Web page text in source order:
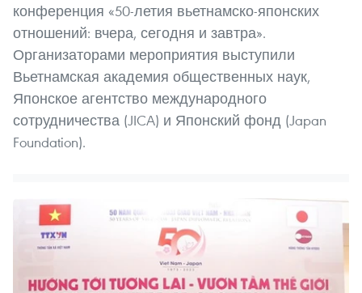
конференция «50-летия вьетнамско-японских
отношений: вчера, сегодня и завтра».
Организаторами мероприятия выступили
Вьетнамская академия общественных наук,
Японское агентство международного
сотрудничества (JICA) и Японский фонд (Japan
Foundation).